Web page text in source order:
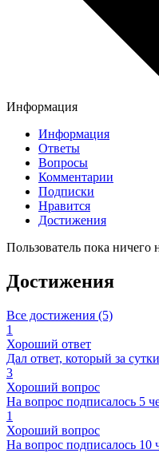
Информация
Информация
Ответы
Вопросы
Комментарии
Подписки
Нравится
Достижения
Пользователь пока ничего
Достижения
Все достижения (5)
1
Хороший ответ
Дал ответ, который за
3
Хороший вопрос
На вопрос подписалось 5
1
Хороший вопрос
На вопрос подписалось 10